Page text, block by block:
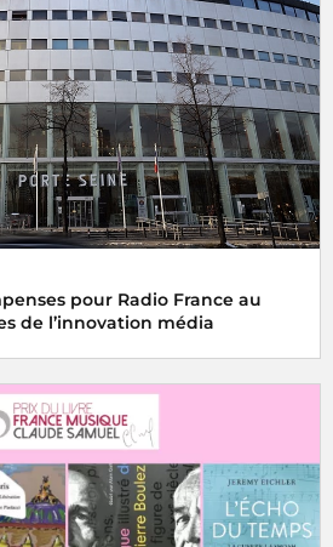
pour Radio France au
de l’innovation média